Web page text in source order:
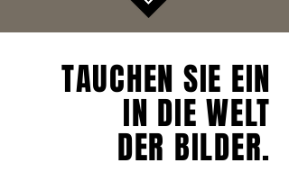
TAUCHEN SIE EIN
IN DIE WELT
DER BILDER.